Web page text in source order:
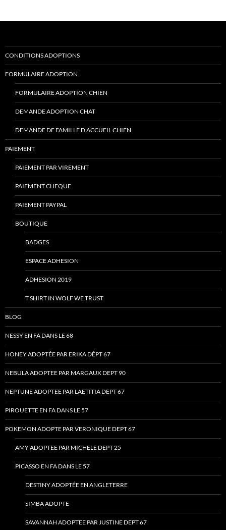
CONDITIONS ADOPTIONS
FORMULAIRE ADOPTION
FORMULAIRE ADOPTION CHIEN
DEMANDE ADOPTION CHAT
DEMANDE DE FAMILLE D ACCUEIL CHIEN
PAIEMENT
PAIEMENT PAR VIREMENT
PAIEMENT CHEQUE
PAIEMENT PAYPAL
BOUTIQUE
BADGES
ESPACE ADHESION
ADHESION 2019
T SHIRT IN WOLF WE TRUST
BLOG
NESSY EN FA DANS LE 68
HONEY ADOPTÉE PAR ERIKA DÉPT 67
NEBULA ADOPTEE PAR MARGAUX DEPT 90
NEPTUNE ADOPTEE PAR LAETITIA DEPT 67
PIROUETTE EN FA DANS LE 57
POKEMON ADOPTE PAR VERONIQUE DEPT 67
AMY ADOPTEE PAR MICHELE DEPT 25
PICASSO EN FA DANS LE 57
DESTINY ADOPTÉE EN ANGLETERRE
SIMBA ADOPTE
SAVANNAH ADOPTEE PAR JUSTINE DEPT 67